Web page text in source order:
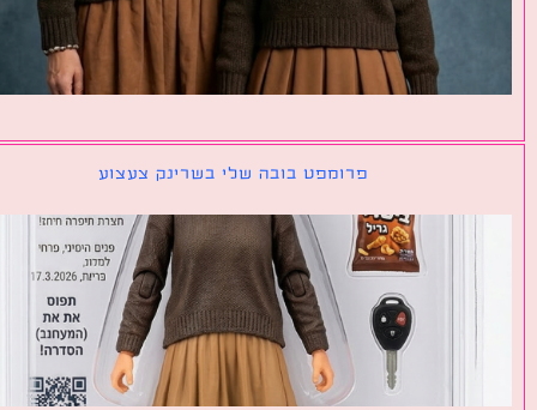
פרומפט בובה שלי בשרינק צעצוע